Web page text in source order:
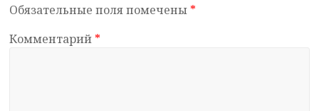
Обязательные поля помечены *
Комментарий *